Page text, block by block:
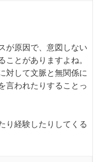
が原因で、意図しない
とがありますよね。
対して文脈と無関係に
言われたりすることっ
り経験したりしてくる